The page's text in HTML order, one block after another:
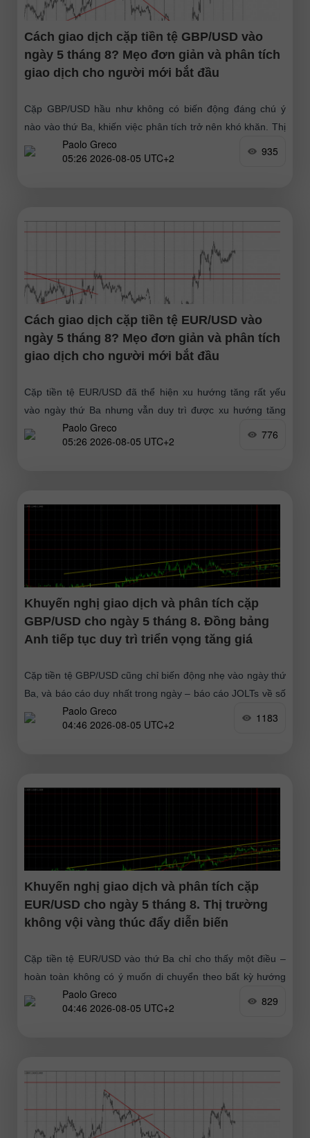
Cách giao dịch cặp tiền tệ GBP/USD vào
ngày 5 tháng 8? Mẹo đơn giản và phân tích
giao dịch cho người mới bắt đầu
Cặp GBP/USD hầu như không có biến động đáng chú ý
nào vào thứ Ba, khiến việc phân tích trở nên khó khăn. Thị
trường vẫn thiên
Paolo Greco
05:26 2026-08-05 UTC+2
935
Cách giao dịch cặp tiền tệ EUR/USD vào
ngày 5 tháng 8? Mẹo đơn giản và phân tích
giao dịch cho người mới bắt đầu
Cặp tiền tệ EUR/USD đã thể hiện xu hướng tăng rất yếu
vào ngày thứ Ba nhưng vẫn duy trì được xu hướng tăng
tổng thể, mà không có nhịp
Paolo Greco
05:26 2026-08-05 UTC+2
776
Khuyến nghị giao dịch và phân tích cặp
GBP/USD cho ngày 5 tháng 8. Đồng bảng
Anh tiếp tục duy trì triển vọng tăng giá
Cặp tiền tệ GBP/USD cũng chỉ biến động nhẹ vào ngày thứ
Ba, và báo cáo duy nhất trong ngày – báo cáo JOLTs về số
vị trí tuyển dụng
Paolo Greco
04:46 2026-08-05 UTC+2
1183
Khuyến nghị giao dịch và phân tích cặp
EUR/USD cho ngày 5 tháng 8. Thị trường
không vội vàng thúc đẩy diễn biến
Cặp tiền tệ EUR/USD vào thứ Ba chỉ cho thấy một điều –
hoàn toàn không có ý muốn di chuyển theo bất kỳ hướng
nào. Vào cuối ngày, đồng
Paolo Greco
04:46 2026-08-05 UTC+2
829